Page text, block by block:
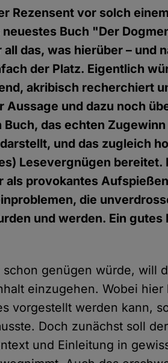
Rezensent vor solch
Buch "Der
das, was hierüber – und
der Platz. Eigentlich
akribisch recherchiert
und dazu noch
das echten
und das zugleich
Lesevergnügen bereitet.
als provokantes
die
und werden. Ein gutes
genügen würde, will
einzugehen. Wobei
vorgestellt werden kann,
Doch zunächst soll
und Einleitung in